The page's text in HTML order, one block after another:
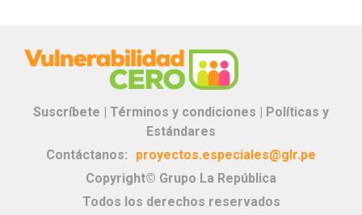
Suscríbete | Términos y condiciones |
Políticas y
Estándares
Contáctanos:
proyectos.especiales@glr.pe
Copyright© Grupo La República
Todos los derechos reservados